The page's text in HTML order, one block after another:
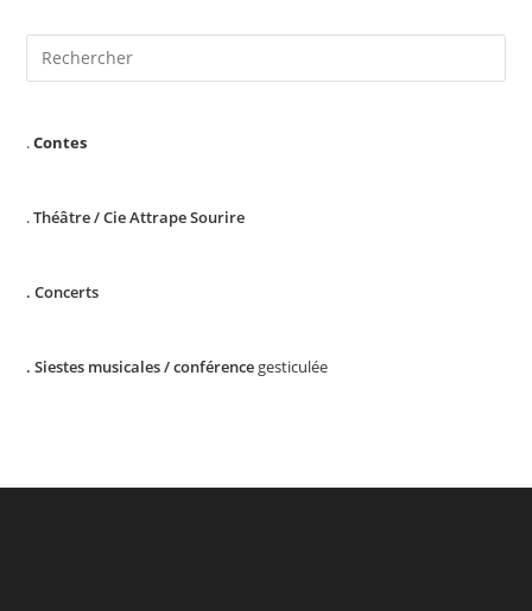
.Contes
.Théâtre /Cie Attrape Sourire
. Concerts
. Siestes musicales / conférencegesticulée